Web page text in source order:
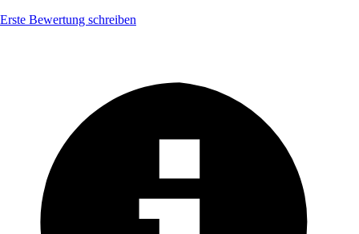
Erste Bewertung schreiben